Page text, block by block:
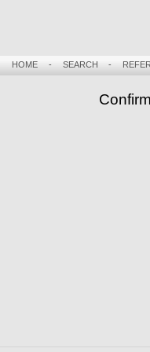
HOME- SEARCH -